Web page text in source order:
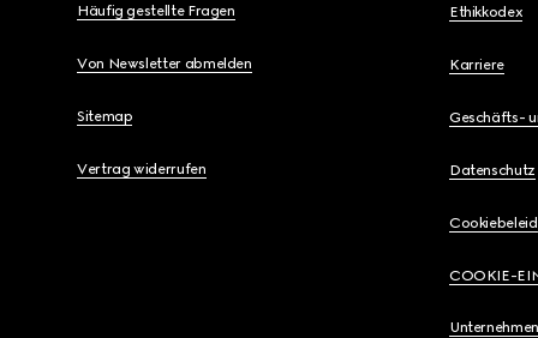
Häufig gestellte Fragen
Von Newsletter abmelden
Sitemap
Vertrag widerrufen
Ethikkodex
Karriere
Geschäfts-
Datenschutz
Cookiebeleid
COOKIE-